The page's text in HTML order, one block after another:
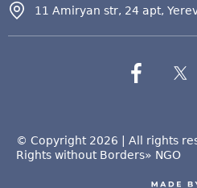
11 Amiryan str, 24 apt,
© Copyright 2026 | All rights
Rights without Borders» NGO